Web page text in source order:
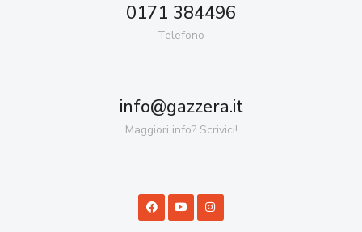
0171 384496
Telefono
info@gazzera.it
Maggiori info? Scrivici!